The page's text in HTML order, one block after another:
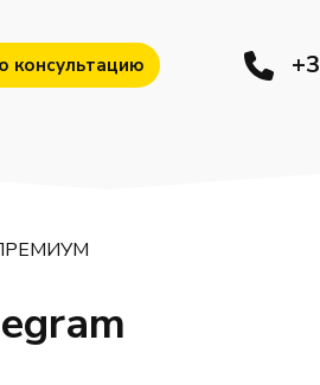
консультацию
ПРЕМИУМ